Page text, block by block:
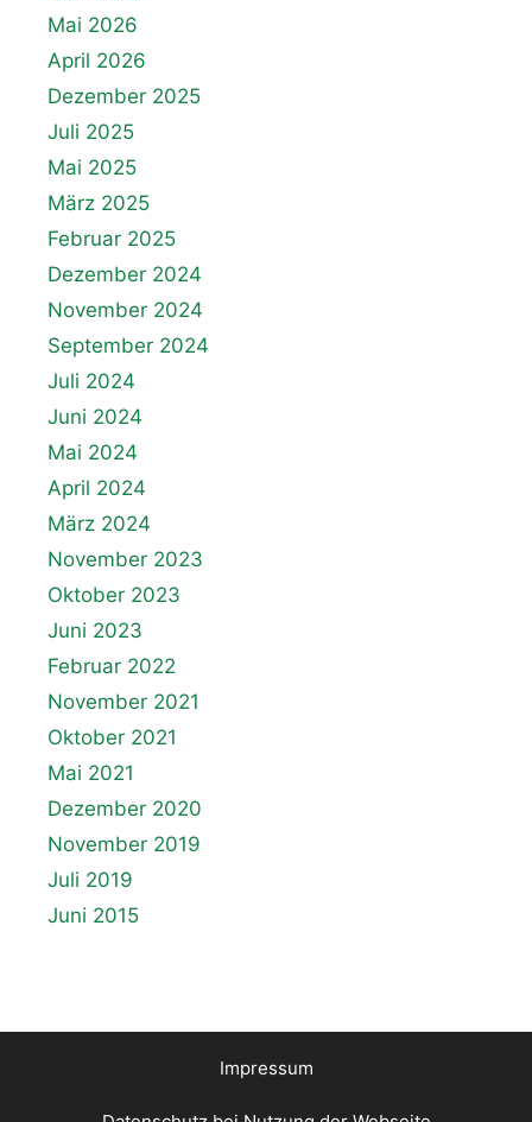
Mai 2026
April 2026
Dezember 2025
Juli 2025
Mai 2025
März 2025
Februar 2025
Dezember 2024
November 2024
September 2024
Juli 2024
Juni 2024
Mai 2024
April 2024
März 2024
November 2023
Oktober 2023
Juni 2023
Februar 2022
November 2021
Oktober 2021
Mai 2021
Dezember 2020
November 2019
Juli 2019
Juni 2015
Impressum